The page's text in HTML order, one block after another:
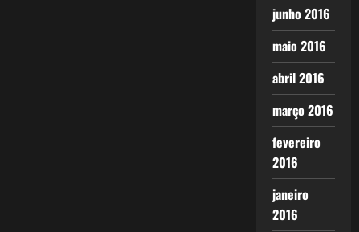
junho 2016
maio 2016
abril 2016
março 2016
fevereiro
2016
janeiro
2016